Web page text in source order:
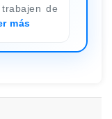
de
más